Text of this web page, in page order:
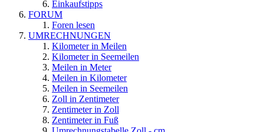
Einkaufstipps
FORUM
Foren lesen
UMRECHNUNGEN
Kilometer in Meilen
Kilometer in Seemeilen
Meilen in Meter
Meilen in Kilometer
Meilen in Seemeilen
Zoll in Zentimeter
Zentimeter in Zoll
Zentimeter in Fuß